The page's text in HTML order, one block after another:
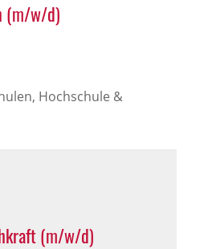
(m/w/d)
Hochschule &
(m/w/d)